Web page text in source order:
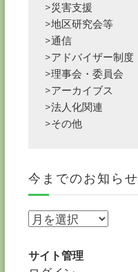
>災害支援
>地区研究会等
>通信
>アドバイザー制度
>理事会・委員会
>アーカイブス
>法人化関連
>その他
今までのお知らせ
今
で
の
サイト管理